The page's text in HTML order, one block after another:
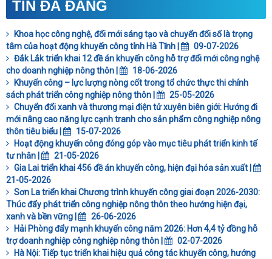
TIN ĐÃ ĐĂNG
Khoa học công nghệ, đổi mới sáng tạo và chuyển đổi số là trọng
tâm của hoạt động khuyến công tỉnh Hà Tĩnh |
09-07-2026
Đắk Lắk triển khai 12 đề án khuyến công hỗ trợ đổi mới công nghệ
cho doanh nghiệp nông thôn |
18-06-2026
Khuyến công – lực lượng nòng cốt trong tổ chức thực thi chính
sách phát triển công nghiệp nông thôn |
25-05-2026
Chuyển đổi xanh và thương mại điện tử xuyên biên giới: Hướng đi
mới nâng cao năng lực cạnh tranh cho sản phẩm công nghiệp nông
thôn tiêu biểu |
15-07-2026
Hoạt động khuyến công đóng góp vào mục tiêu phát triển kinh tế
tư nhân |
21-05-2026
Gia Lai triển khai 456 đề án khuyến công, hiện đại hóa sản xuất |
21-05-2026
Sơn La triển khai Chương trình khuyến công giai đoạn 2026-2030:
Thúc đẩy phát triển công nghiệp nông thôn theo hướng hiện đại,
xanh và bền vững |
26-06-2026
Hải Phòng đẩy mạnh khuyến công năm 2026: Hơn 4,4 tỷ đồng hỗ
trợ doanh nghiệp công nghiệp nông thôn |
02-07-2026
Hà Nội: Tiếp tục triển khai hiệu quả công tác khuyến công, hướng